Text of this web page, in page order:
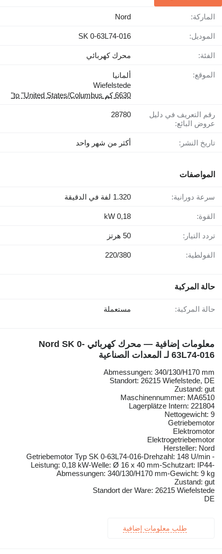
الماركة: Nord
الموديل: SK 0-63L74-016
الفئة: محرك كهربائي
الموقع:
ألمانيا
Wiefelstede
6630 كم to "United States/Columbus"
رقم التعريف في دليل
عروض البائع:
28780
تاريخ النشر: أكثر من شهر واحد
المواصفات
سرعة دورانية: 1.320 لفة في الدقيقة
القوة: 0,18 kW
تردد التيار: 50 هرتز
الفولطية: 220/380
حالة المركبة
حالة المركبة: مستعملة
معلومات إضافية — محرك كهربائي Nord SK 0-
63L74-016 لـ المعدات الصناعية
Abmessungen: 340/130/H170 mm
Standort: 26215 Wiefelstede, DE
Zustand: gut
Maschinennummer: MA6510
Lagerplätze Intern: 221804
Nettogewicht: 9
Getriebemotor
Elektromotor
Elektrogetriebemotor
Hersteller: Nord
Getriebemotor Typ SK 0-63L74-016-Drehzahl: 148 U/min -
Leistung: 0,18 kW-Welle: Ø 16 x 40 mm-Schutzart: IP44-
Abmessungen: 340/130/H170 mm-Gewicht: 9 kg
Zustand: gut
Standort der Ware: 26215 Wiefelstede
DE
طلب معلومات إضافية